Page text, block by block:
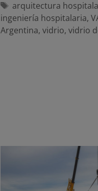
Etiquetas
arquitectura
ingeniería hospitalaria,
Argentina, vidrio, vidrio